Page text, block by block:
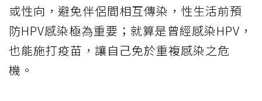
或性向，避免伴侶間相互傳染，性生活前預
防HPV感染極為重要；就算是曾經感染HPV，
也能施打疫苗，讓自己免於重複感染之危
機。